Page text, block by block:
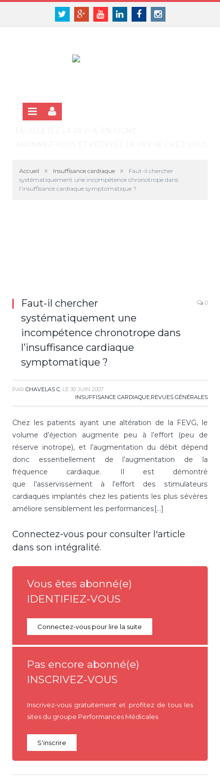
Panneau de gestion des cookies
TwitterGoogle+YoutubeLinkedinFacebookInstagram
SE CONNECTER
Accueil » Insuffisance cardiaque »
Faut-il chercher
systématiquement une incompétence chronotrope dans
l’insuffisance cardiaque symptomatique ?
Faut-il chercher
systématiquement une
incompétence chronotrope dans
l’insuffisance cardiaque
symptomatique ?
0
PAR CHAVELAS C. LE 30 JUIN 2007
INSUFFISANCE CARDIAQUE,REVUES GÉNÉRALES
Chez les patients ayant une altération de la FEVG, le
volume d’éjection augmente peu à l’effort (peu de
réserve inotrope), et l’augmentation du débit dépend
donc essentiellement de l’augmentation de la
fréquence cardiaque. Il est démontré
que l’asservissement à l’effort des stimulateurs
cardiaques implantés chez les patients les plus sévères
améliore sensiblement les performances[...]
Connectez-vous pour consulter l'article
dans son intégralité.
Vous êtes abonné(e)
IDENTIFIEZ-VOUS
Connectez-vous pour lire la suite
Pas encore abonné(e)
INSCRIVEZ-VOUS
Inscrivez-vous gratuitement et profitez de tous les
sites du groupe Performances Médicales
S'inscrire